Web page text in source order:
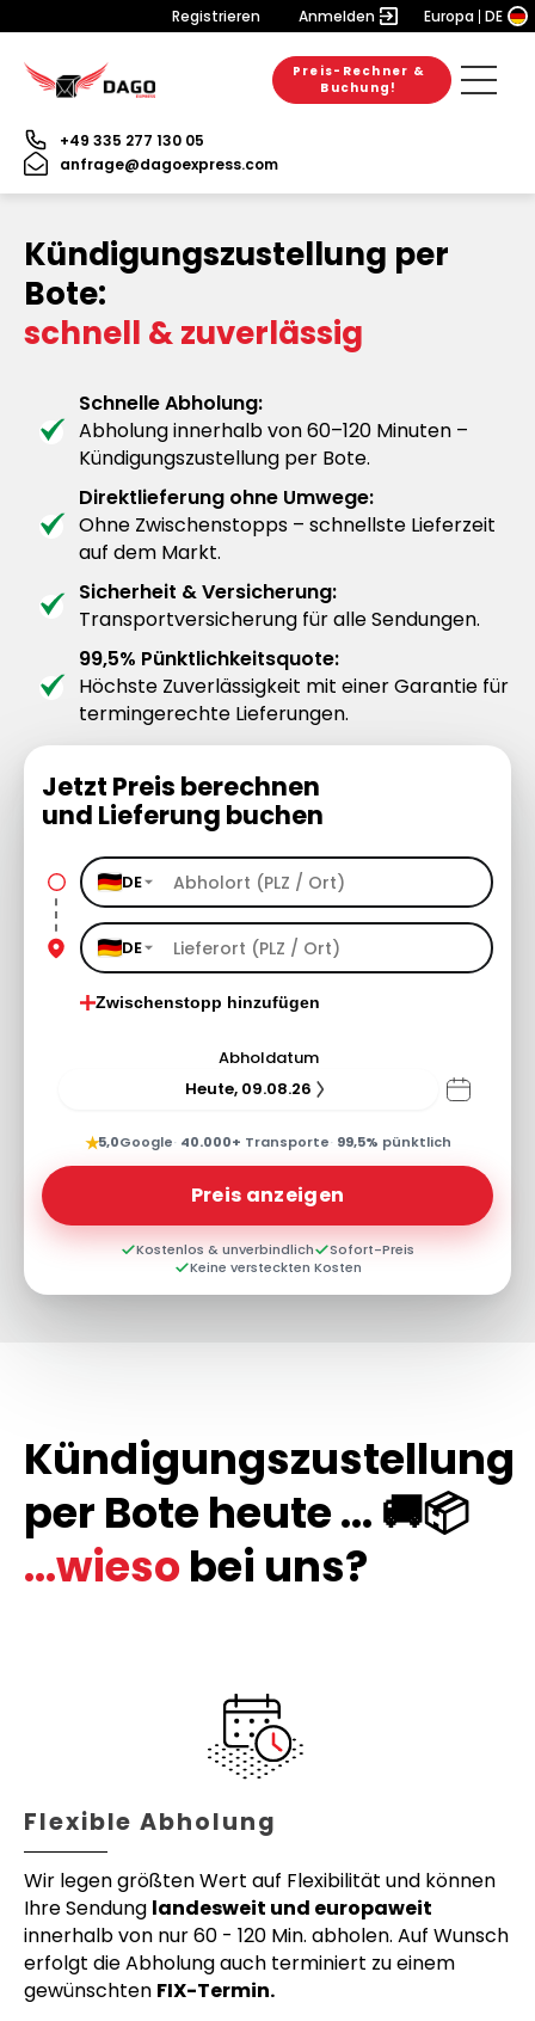
Registrieren Anmelden Europa DE
Preis-Rechner &
Buchung!
+49 335 277 130 05
anfrage@dagoexpress.com
Kündigungszustellung per
Bote:
schnell & zuverlässig
Schnelle Abholung:
Abholung innerhalb von 60–120 Minuten –
Kündigungszustellung per Bote.
Direktlieferung ohne Umwege:
Ohne Zwischenstopps – schnellste Lieferzeit
auf dem Markt.
Sicherheit & Versicherung:
Transportversicherung für alle Sendungen.
99,5% Pünktlichkeitsquote:
Höchste Zuverlässigkeit mit einer Garantie für
termingerechte Lieferungen.
Jetzt Preis berechnen
und Lieferung buchen
DE
DE
Zwischenstopp hinzufügen
Abholdatum
Heute, 09.08.26
★5,0Google· 40.000+ Transporte· 99,5% pünktlich
Preis anzeigen
Kostenlos & unverbindlich
Sofort-Preis
Keine versteckten Kosten
Kündigungszustellung
per Bote heute ... 🚚📦
...wieso bei uns?
Flexible Abholung
Wir legen größten Wert auf Flexibilität und können
Ihre Sendung landesweit und europaweit
innerhalb von nur 60 - 120 Min. abholen. Auf Wunsch
erfolgt die Abholung auch terminiert zu einem
gewünschten FIX-Termin.